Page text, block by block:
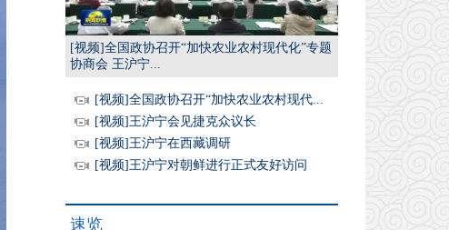
[视频]全国政协召开“加快农业农村现代化”专题
协商会 王沪宁...
[视频]全国政协召开“加快农业农村现代...
[视频]王沪宁会见捷克众议长
[视频]王沪宁在西藏调研
[视频]王沪宁对朝鲜进行正式友好访问
速览